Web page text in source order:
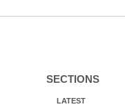
SECTIONS
LATEST